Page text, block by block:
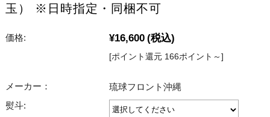
玉） ※日時指定・同梱不可
価格: ¥16,600 (税込)
[ポイント還元 166ポイント～]
メーカー：
琉球フロント沖縄
熨斗: